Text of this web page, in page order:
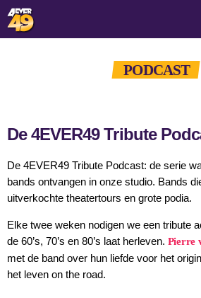
PODCAST
De 4EVER49 Tribute
De 4EVER49 Tribute Podcast: de serie
bands ontvangen in onze studio. Bands
uitverkochte theatertours en grote podia.
Elke twee weken nodigen we een tribute
de 60’s, 70’s en 80’s laat herleven. Pierre
met de band over hun liefde voor het
het leven on the road.